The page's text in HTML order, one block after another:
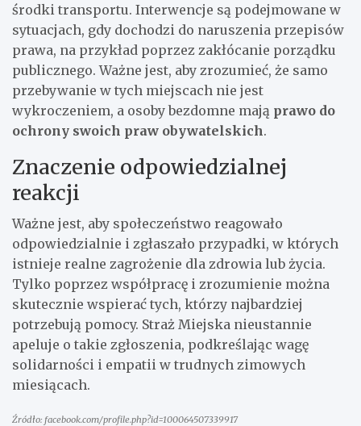
środki transportu. Interwencje są podejmowane w
sytuacjach, gdy dochodzi do naruszenia przepisów
prawa, na przykład poprzez zakłócanie porządku
publicznego. Ważne jest, aby zrozumieć, że samo
przebywanie w tych miejscach nie jest
wykroczeniem, a osoby bezdomne mają prawo do
ochrony swoich praw obywatelskich.
Znaczenie odpowiedzialnej
reakcji
Ważne jest, aby społeczeństwo reagowało
odpowiedzialnie i zgłaszało przypadki, w których
istnieje realne zagrożenie dla zdrowia lub życia.
Tylko poprzez współpracę i zrozumienie można
skutecznie wspierać tych, którzy najbardziej
potrzebują pomocy. Straż Miejska nieustannie
apeluje o takie zgłoszenia, podkreślając wagę
solidarności i empatii w trudnych zimowych
miesiącach.
Źródło: facebook.com/profile.php?id=100064507339917